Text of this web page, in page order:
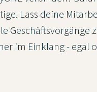
Lass deine
Geschäftsvorgänge
im Einklang - egal